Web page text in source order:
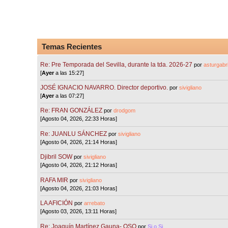
Temas Recientes
Re: Pre Temporada del Sevilla, durante la tda. 2026-27 por
[Ayera las 15:27]
JOSÉ IGNACIO NAVARRO. Director deportivo. porsivigliano
[Ayera las 07:27]
Re: FRAN GONZÁLEZ pordrodgom
[Agosto 04, 2026, 22:33 Horas]
Re: JUANLU SÁNCHEZ porsivigliano
[Agosto 04, 2026, 21:14 Horas]
Djibril SOW porsivigliano
[Agosto 04, 2026, 21:12 Horas]
RAFA MIR porsivigliano
[Agosto 04, 2026, 21:03 Horas]
LA AFICIÓN porarrebato
[Agosto 03, 2026, 13:11 Horas]
Re: Joaquín Martínez Gauna- OSO porSi o Si